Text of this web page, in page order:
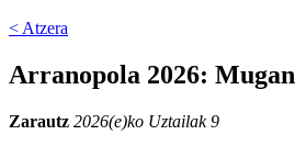
< Atzera
Arranopola 2026: Mugan
Zarautz 2026(e)ko Uztailak 9